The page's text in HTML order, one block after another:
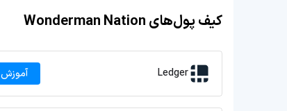
کیف پول‌های Wonderman Nation
Ledger آموزش